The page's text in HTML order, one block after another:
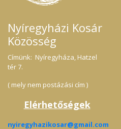
Nyíregyházi Kosár
Közösség
Címünk: Nyíregyháza, Hatzel
tér 7.
( mely nem postázási cím )
Elérhetőségek
nyiregyhazikosar@gmail.com